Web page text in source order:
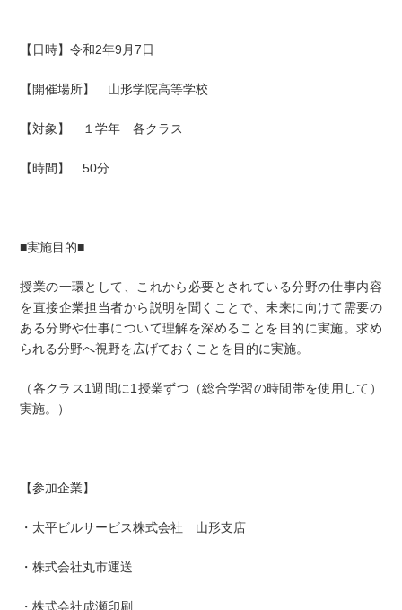
【日時】令和2年9月7日
【開催場所】 山形学院高等学校
【対象】 １学年 各クラス
【時間】 50分
■実施目的■
授業の一環として、これから必要とされている分野の仕事内容
を直接企業担当者から説明を聞くことで、未来に向けて需要の
ある分野や仕事について理解を深めることを目的に実施。求め
られる分野へ視野を広げておくことを目的に実施。
（各クラス1週間に1授業ずつ（総合学習の時間帯を使用して）
実施。）
【参加企業】
・太平ビルサービス株式会社 山形支店
・株式会社丸市運送
・株式会社成瀬印刷